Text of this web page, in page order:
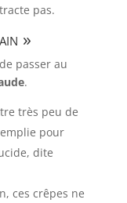
pas.
»
passer au
.
très peu de
pour
dite
ces crêpes ne